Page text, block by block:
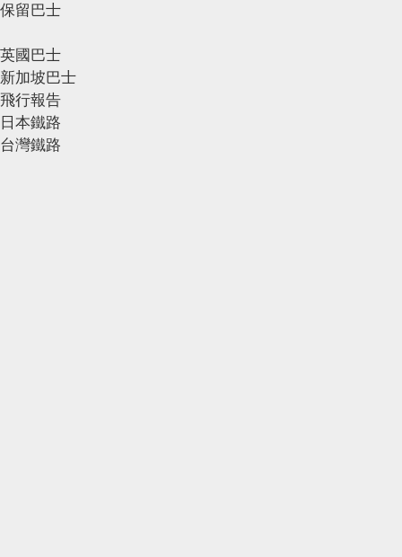
保留巴士
英國巴士
新加坡巴士
飛行報告
日本鐵路
台灣鐵路